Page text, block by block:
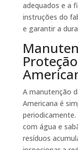
adequados e a
instruções do
e garantir a
A manutenção
Americana é
com água e
resíduos